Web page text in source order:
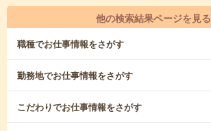
他の検索結果ページを見る
職種でお仕事情報をさがす
勤務地でお仕事情報をさがす
こだわりでお仕事情報をさがす